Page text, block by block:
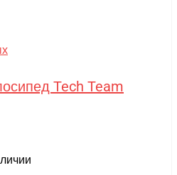
Tech Team